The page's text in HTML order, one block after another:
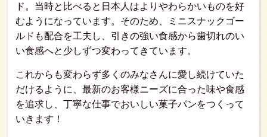
ド。当時と比べると日本人はよりやわらかいものを好
むようになっています。そのため、ミニスナックゴー
ルドも配合を工夫し、引きの強い食感から歯切れのい
い食感へと少しずつ変わってきています。
これからも変わらず多くのみなさんに愛し続けていた
だけるように、最新のお客様ニーズに合った味や食感
を追求し、丁寧な仕事でおいしい菓子パンをつくって
いきます！